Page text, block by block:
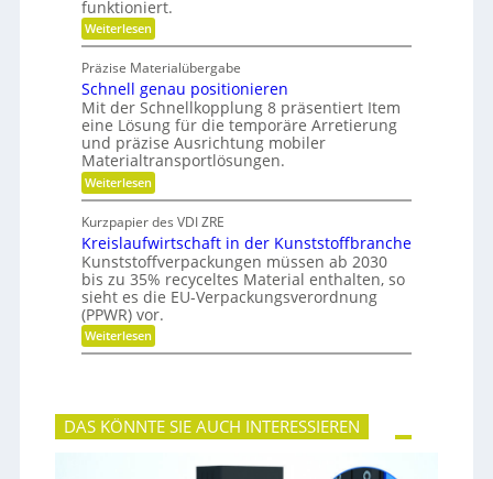
l
i
e
a
l
e
d
e
r
B
a
u
t
e
i
l
b
e
s
c
h
a
f
f
u
n
k
e
funktioniert.
Weiterlesen:
W
r
t
u
n
g
s
f
r
e
e
s
H
y
b
r
i
d
-
e
l
l
Präzise Materialübergabe
Schnell genau positionieren
Mit der Schnellkopplung 8 präsentiert Item
eine Lösung für die temporäre Arretierung
und präzise Ausrichtung mobiler
Materialtransportlösungen.
Weiterlesen:
S
h
n
e
l
l
g
e
n
a
s
i
t
Kurzpapier des VDI ZRE
Kreislaufwirtschaft in der Kunststoffbranche
Kunststoffverpackungen müssen ab 2030
bis zu 35% recyceltes Material enthalten, so
sieht es die EU-Verpackungsverordnung
(PPWR) vor.
Weiterlesen:
K
s
l
a
DAS KÖNNTE SIE AUCH INTERESSIEREN